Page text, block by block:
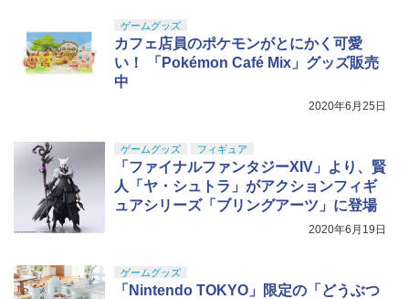
ゲームグッズ
カフェ店員のポケモンがとにかく可愛
い！ 「Pokémon Café Mix」グッズ販売
中
2020年6月25日
ゲームグッズ フィギュア
「ファイナルファンタジーXIV」より、賢
人「ヤ・シュトラ」がアクションフィギ
ュアシリーズ「ブリングアーツ」に登場
2020年6月19日
ゲームグッズ
「Nintendo TOKYO」限定の「どうぶつ